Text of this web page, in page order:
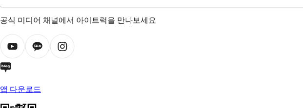
공식 미디어 채널에서 아이트럭을 만나보세요
앱 다운로드